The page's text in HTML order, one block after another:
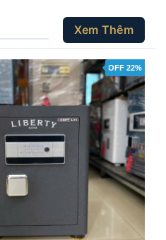
Xem Thêm
OFF 22%